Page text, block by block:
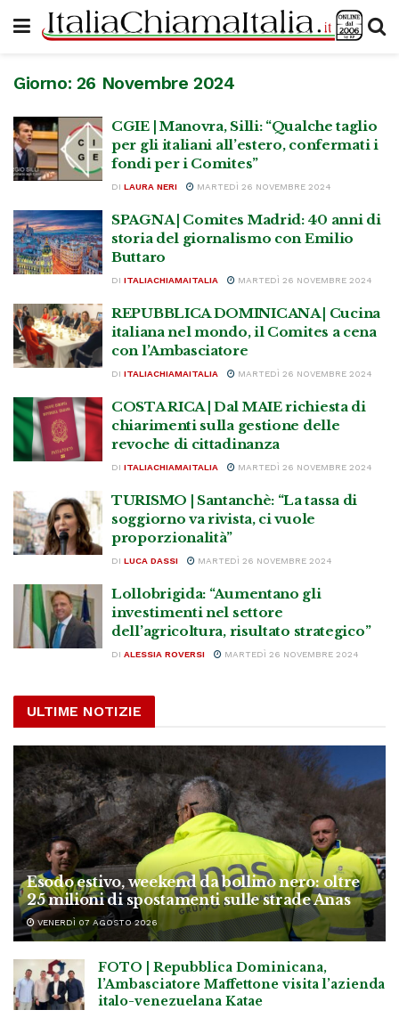
Giorno: 26 Novembre 2024
CGIE | Manovra, Silli: “Qualche taglio
per gli italiani all’estero, confermati i
fondi per i Comites”
DI LAURA NERI MARTEDÌ 26 NOVEMBRE 2024
SPAGNA | Comites Madrid: 40 anni di
storia del giornalismo con Emilio
Buttaro
DI ITALIACHIAMAITALIA MARTEDÌ 26 NOVEMBRE 2024
REPUBBLICA DOMINICANA | Cucina
italiana nel mondo, il Comites a cena
con l’Ambasciatore
DI ITALIACHIAMAITALIA MARTEDÌ 26 NOVEMBRE 2024
COSTA RICA | Dal MAIE richiesta di
chiarimenti sulla gestione delle
revoche di cittadinanza
DI ITALIACHIAMAITALIA MARTEDÌ 26 NOVEMBRE 2024
TURISMO | Santanchè: “La tassa di
soggiorno va rivista, ci vuole
proporzionalità”
DI LUCA DASSI MARTEDÌ 26 NOVEMBRE 2024
Lollobrigida: “Aumentano gli
investimenti nel settore
dell’agricoltura, risultato strategico”
DI ALESSIA ROVERSI MARTEDÌ 26 NOVEMBRE 2024
ULTIME NOTIZIE
Esodo estivo, weekend da bollino nero: oltre
25 milioni di spostamenti sulle strade Anas
VENERDÌ 07 AGOSTO 2026
FOTO | Repubblica Dominicana,
l’Ambasciatore Maffettone visita l’azienda
italo-venezuelana Katae